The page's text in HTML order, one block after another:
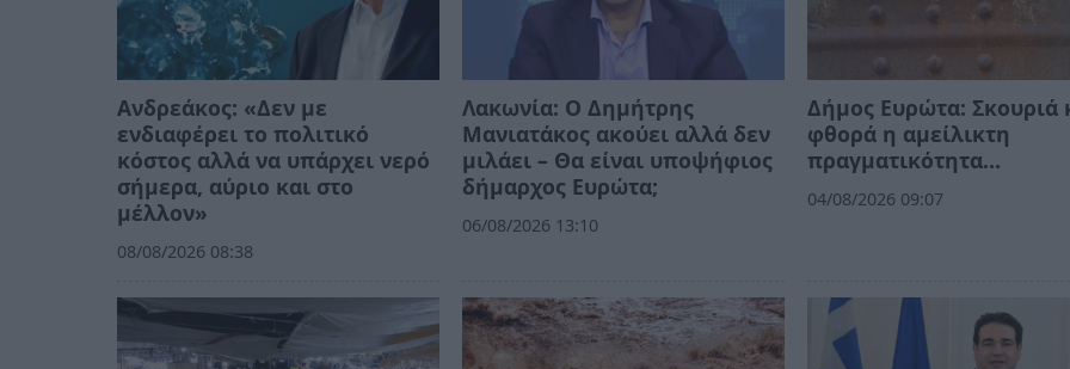
Ανδρεάκος: «Δεν με
ενδιαφέρει το πολιτικό
κόστος αλλά να υπάρχει νερό
σήμερα, αύριο και στο
μέλλον»
08/08/2026 08:38
Λακωνία: Ο Δημήτρης
Μανιατάκος ακούει αλλά δεν
μιλάει – Θα είναι υποψήφιος
δήμαρχος Ευρώτα;
06/08/2026 13:10
Δήμος Ευρώτα: Σκουριά
φθορά η αμείλικτη
πραγματικότητα…
04/08/2026 09:07